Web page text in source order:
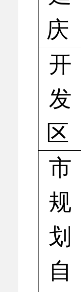
庆
开
发
区
市
规
划
自